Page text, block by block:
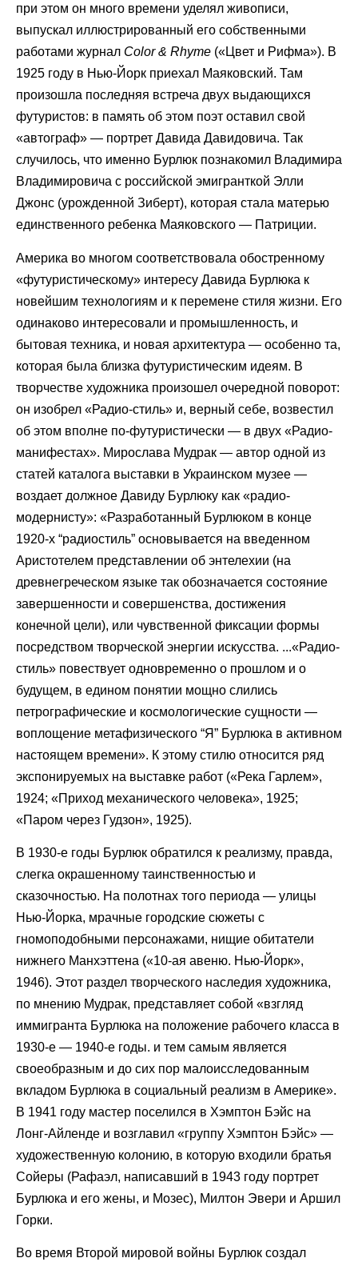
при этом он много времени уделял живописи,
выпускал иллюстрированный его собственными
работами журнал Color& Rhyme («Цвет и Рифма»). В
1925 году в Нью-Йорк приехал Маяковский. Там
произошла последняя встреча двух выдающихся
футуристов: в память об этом поэт оставил свой
«автограф» — портрет Давида Давидовича. Так
случилось, что именно Бурлюк познакомил Владимира
Владимировича с российской эмигранткой Элли
Джонс (урожденной Зиберт), которая стала матерью
единственного ребенка Маяковского — Патриции.
Америка во многом соответствовала обостренному
«футуристическому» интересу Давида Бурлюка к
новейшим технологиям и к перемене стиля жизни. Его
одинаково интересовали и промышленность, и
бытовая техника, и новая архитектура — особенно та,
которая была близка футуристическим идеям. В
творчестве художника произошел очередной поворот:
он изобрел «Радио-стиль» и, верный себе, возвестил
об этом вполне по-футуристически — в двух «Радио-
манифестах». Мирослава Мудрак — автор одной из
статей каталога выставки в Украинском музее —
воздает должное Давиду Бурлюку как «радио-
модернисту»: «Разработанный Бурлюком в конце
1920-х “радиостиль” основывается на введенном
Аристотелем представлении об энтелехии (на
древнегреческом языке так обозначается состояние
завершенности и совершенства, достижения
конечной цели), или чувственной фиксации формы
посредством творческой энергии искусства. ...«Радио-
стиль» повествует одновременно о прошлом и о
будущем, в едином понятии мощно слились
петрографические и космологические сущности —
воплощение метафизического “Я” Бурлюка в активном
настоящем времени». К этому стилю относится ряд
экспонируемых на выставке работ («Река Гарлем»,
1924; «Приход механического человека», 1925;
«Паром через Гудзон», 1925).
В 1930-е годы Бурлюк обратился к реализму, правда,
слегка окрашенному таинственностью и
сказочностью. На полотнах того периода — улицы
Нью-Йорка, мрачные городские сюжеты с
гномоподобными персонажами, нищие обитатели
нижнего Манхэттена («10-ая авеню. Нью-Йорк»,
1946). Этот раздел творческого наследия художника,
по мнению Мудрак, представляет собой «взгляд
иммигранта Бурлюка на положение рабочего класса в
1930-е — 1940-е годы. и тем самым является
своеобразным и до сих пор малоисследованным
вкладом Бурлюка в социальный реализм в Америке».
В 1941 году мастер поселился в Хэмптон Бэйс на
Лонг-Айленде и возглавил «группу Хэмптон Бэйс» —
художественную колонию, в которую входили братья
Сойеры (Рафаэл, написавший в 1943 году портрет
Бурлюка и его жены, и Мозес), Милтон Эвери и Аршил
Горки.
Во время Второй мировой войны Бурлюк создал